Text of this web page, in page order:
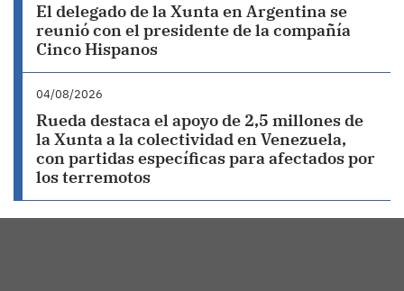
El delegado de la Xunta en Argentina se
reunió con el presidente de la compañía
Cinco Hispanos
04/08/2026
Rueda destaca el apoyo de 2,5 millones de
la Xunta a la colectividad en Venezuela,
con partidas específicas para afectados por
los terremotos